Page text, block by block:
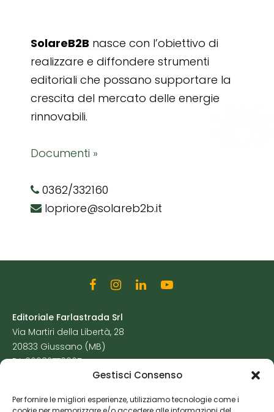
Gestisci Consenso
Per fornire le migliori esperienze, utilizziamo tecnologie come i
SolareB2B nasce con l’obiettivo di
realizzare e diffondere strumenti
editoriali che possano supportare la
crescita del mercato delle energie
rinnovabili.
Documenti »
0362/332160
lopriore@solareb2b.it
Editoriale Farlastrada Srl
Via Martiri della Libertà, 28
20833 Giussano (MB)
P.I. 06982770965
Cookie Policy